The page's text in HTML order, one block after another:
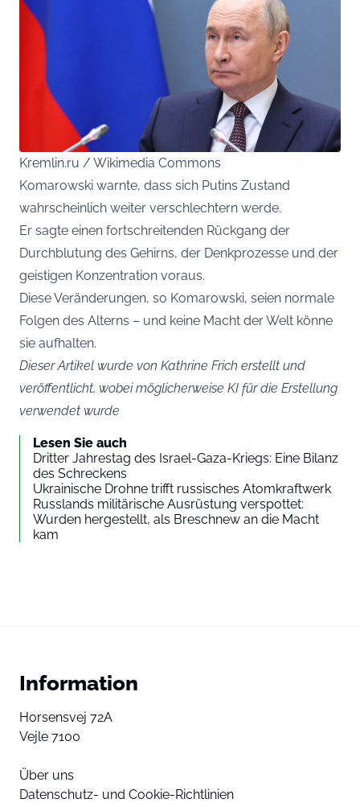
Kremlin.ru / Wikimedia Commons
Komarowski warnte, dass sich Putins Zustand
wahrscheinlich weiter verschlechtern werde.
Er sagte einen fortschreitenden Rückgang der
Durchblutung des Gehirns, der Denkprozesse und der
geistigen Konzentration voraus.
Diese Veränderungen, so Komarowski, seien normale
Folgen des Alterns – und keine Macht der Welt könne
sie aufhalten.
Dieser Artikel wurde von Kathrine Frich erstellt und
veröffentlicht, wobei möglicherweise KI für die Erstellung
verwendet wurde
Lesen Sie auch
Dritter Jahrestag des Israel-Gaza-Kriegs: Eine Bilanz
des Schreckens
Ukrainische Drohne trifft russisches Atomkraftwerk
Russlands militärische Ausrüstung verspottet:
Wurden hergestellt, als Breschnew an die Macht
kam
Information
Horsensvej 72A
Vejle 7100
Über uns
Datenschutz- und Cookie-Richtlinien